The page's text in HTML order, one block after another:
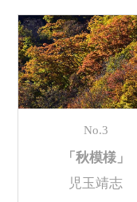
No.3
「秋模様」
児玉靖志